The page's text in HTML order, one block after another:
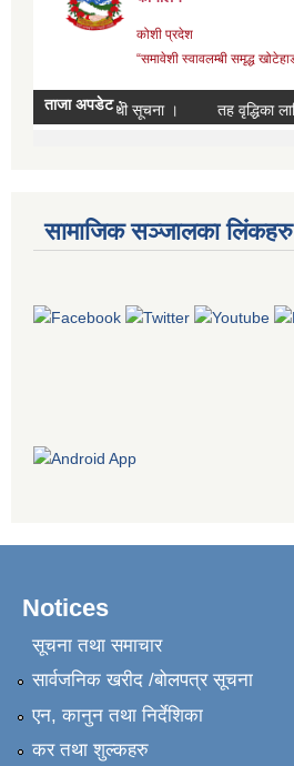
सामाजिक सञ्जालका लिंकहरु
Notices
सूचना तथा समाचार
सार्वजनिक खरीद /बोलपत्र सूचना
एन, कानुन तथा निर्देशिका
कर तथा शुल्कहरु